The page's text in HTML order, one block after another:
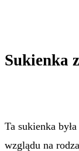
Sukienka
Ta sukienka
wzglądu na